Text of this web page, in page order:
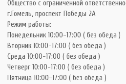
Общество с ограниченной
г.Гомель, проспект Победы 2А
Режим работы:
Понедельник 10:00-17:00 ( без обеда )
Вторник 10:00-17:00 ( без обеда )
Среда 10:00-17:00 ( без обеда )
Четверг 10:00-17:00 ( без обеда )
Пятница 10:00-17:00 ( без обеда )